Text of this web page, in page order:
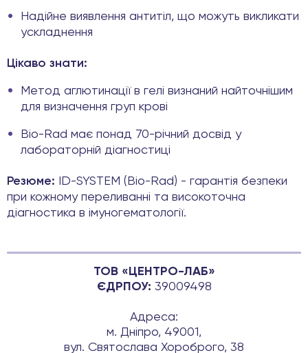
Надійне виявлення антитіл, що можуть викликати
ускладнення
Цікаво знати:
Метод аглютинації в гелі визнаний найточнішим
для визначення груп крові
Bio-Rad має понад 70-річний досвід у
лабораторній діагностиці
Резюме:
ID-SYSTEM (Bio-Rad) - гарантія безпеки
при кожному переливанні та високоточна
діагностика в імуногематології.
ТОВ «ЦЕНТРО-ЛАБ»
ЄДРПОУ: 39009498
Адреса:
м. Дніпро, 49001,
вул. Святослава Хороброго, 38